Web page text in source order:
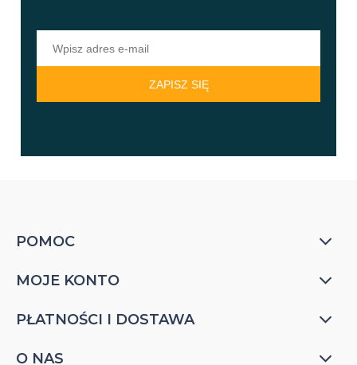
ZAPISZ SIĘ
POMOC
MOJE KONTO
PŁATNOŚCI I DOSTAWA
O NAS